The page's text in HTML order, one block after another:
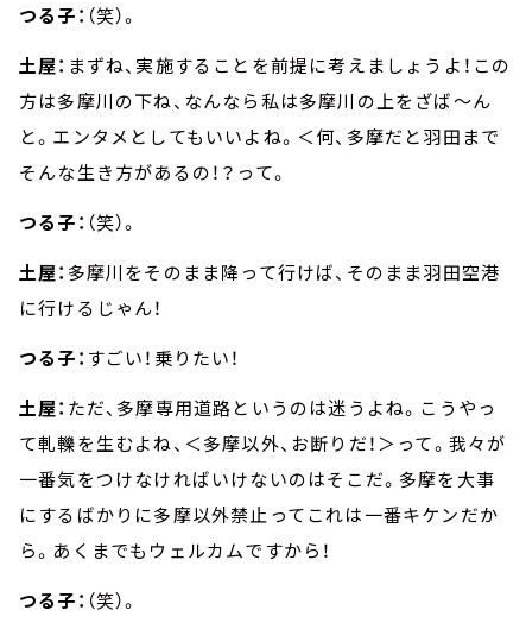
つる子： （笑）。
土屋： まずね、実施することを前提に考えましょうよ！この
方は多摩川の下ね、なんなら私は多摩川の上をざば～ん
と。エンタメとしてもいいよね。＜何、多摩だと羽田まで
そんな生き方があるの！？って。
つる子： （笑）。
土屋： 多摩川をそのまま降って行けば、そのまま羽田空港
に行けるじゃん！
つる子： すごい！乗りたい！
土屋： ただ、多摩専用道路というのは迷うよね。こうやっ
て軋轢を生むよね、＜多摩以外、お断りだ！＞って。我々が
一番気をつけなければいけないのはそこだ。多摩を大事
にするばかりに多摩以外禁止ってこれは一番キケンだか
ら。あくまでもウェルカムですから！
つる子： （笑）。